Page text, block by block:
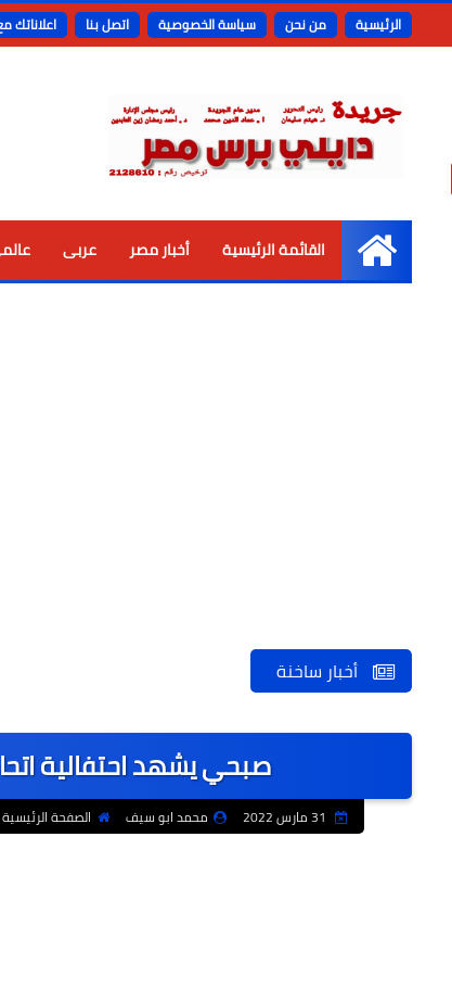
الرئيسية من نحن سياسة الخصوصية اتصل بنا اعلاناتك
الرئيسية
القائمة الرئيسية أخبار مصر عربى
أخبار ساخنة
صبحي يشهد احتفالية اتحاد
محمد ابو سيف الصفحة الرئيسية